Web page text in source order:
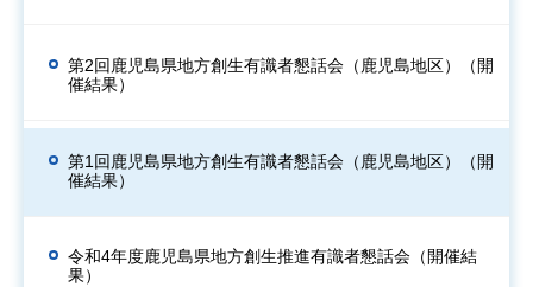
第2回鹿児島県地方創生有識者懇話会（鹿児島地区）（開
催結果）
第1回鹿児島県地方創生有識者懇話会（鹿児島地区）（開
催結果）
令和4年度鹿児島県地方創生推進有識者懇話会（開催結
果）